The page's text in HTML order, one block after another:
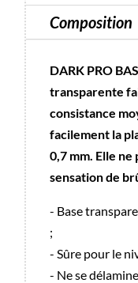
Composition
DARK PRO
transparente
consistance
facilement la
0,7 mm. Elle
sensation de
- Base
;
- Sûre pour le
- Ne se